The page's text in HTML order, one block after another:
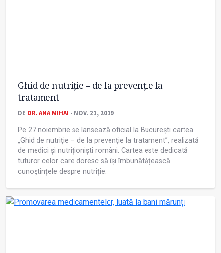
Ghid de nutriție – de la prevenție la
tratament
DE DR. ANA MIHAI - NOV. 21, 2019
Pe 27 noiembrie se lansează oficial la București cartea
„Ghid de nutriție – de la prevenție la tratament”, realizată
de medici și nutriționiști români. Cartea este dedicată
tuturor celor care doresc să își îmbunătățească
cunoștințele despre nutriție.